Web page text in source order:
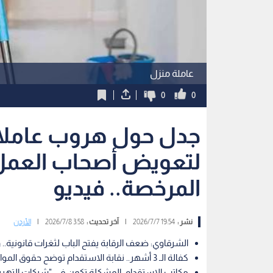
عاملة منزل
0
0
جدل حول هروب
لتعويض أصحاب
المرخصة.. فيديو
نشر :19:54 2026/7/7
| آخر تحديث :3:58 2026/7/8
| الأردن
الشرقاوي: ضعف الرقابة يفتح الباب لثغرات
كفالة الـ 3 أشهر.. نقابة الاستقدام توضح حقوق المواطن في حال رفض العمل أو الهروب.